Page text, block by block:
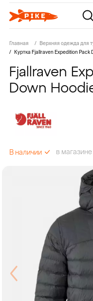
Главная Верхняя одежда для
Куртка Fjallraven Expedition Pack
Fjallraven
Down
В наличии в магазине